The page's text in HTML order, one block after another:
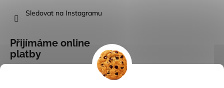
Sledovat na Instagramu
Přijímáme online
platby